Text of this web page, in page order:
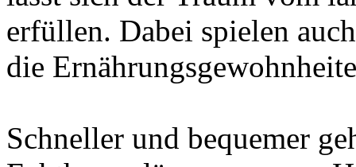
erfüllen. Dabei spielen
die
Schneller und bequemer